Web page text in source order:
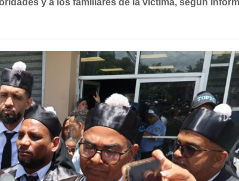
y a los familiares de la víctima, según